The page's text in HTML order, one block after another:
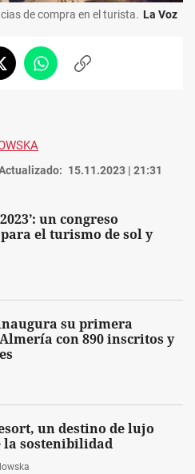
de compra en el turista. La Voz
WhatsappCopiar
15.11.2023 | 21:31
un congreso
el turismo de sol y
su primera
con 890 inscritos y
un destino de lujo
la sostenibilidad